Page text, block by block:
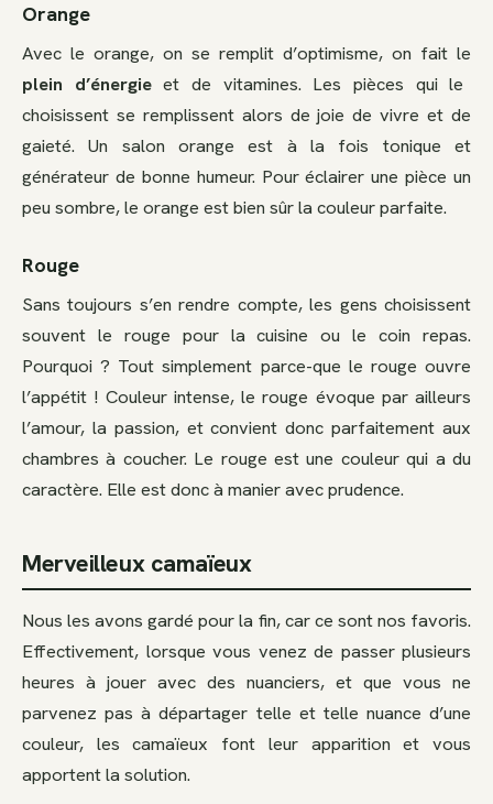
Orange
Avec le orange, on se remplit d’optimisme, on fait le
plein d’énergieet de vitamines. Les pièces qui le
choisissent se remplissent alors de joie de vivre et de
gaieté. Un salon orange est à la fois tonique et
générateur de bonne humeur. Pour éclairer une pièce un
peu sombre, le orange est bien sûr la couleur parfaite.
Rouge
Sans toujours s’en rendre compte, les gens choisissent
souvent le rouge pour la cuisine ou le coin repas.
Pourquoi ? Tout simplement parce-que le rouge ouvre
l’appétit ! Couleur intense, le rouge évoque par ailleurs
l’amour, la passion, et convient donc parfaitement aux
chambres à coucher. Le rouge est une couleur qui a du
caractère. Elle est donc à manier avec prudence.
Merveilleux camaïeux
Nous les avons gardé pour la fin, car ce sont nos favoris.
Effectivement, lorsque vous venez de passer plusieurs
heures à jouer avec des nuanciers, et que vous ne
parvenez pas à départager telle et telle nuance d’une
couleur, les camaïeux font leur apparition et vous
apportent la solution.